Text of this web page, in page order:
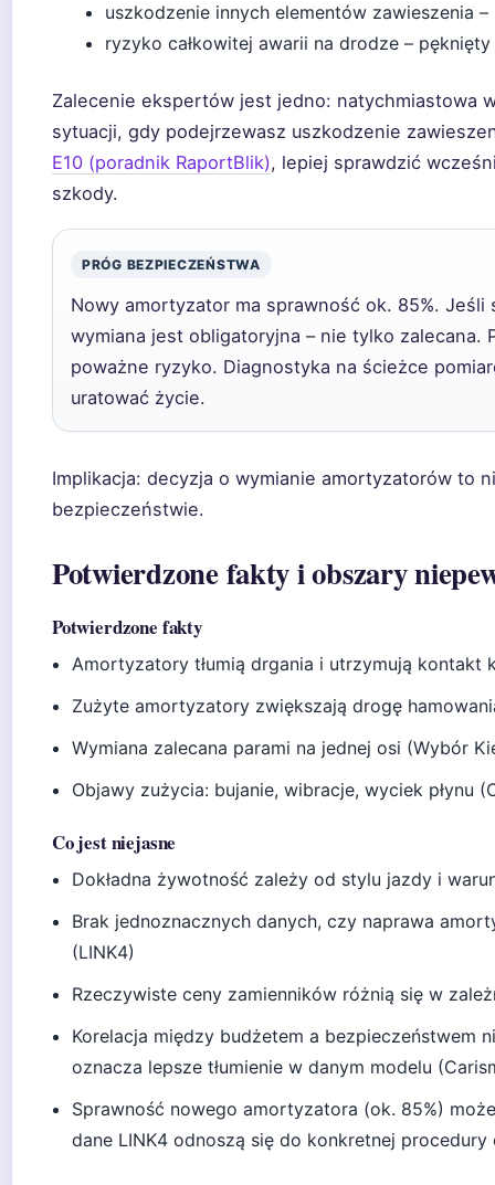
uszkodzenie innych elementów zawieszenia
ryzyko całkowitej awarii na drodze –
Zalecenie ekspertów jest jedno: natychmiastowa
sytuacji, gdy podejrzewasz uszkodzenie
E10 (poradnik RaportBlik), lepiej sprawdzić
szkody.
PRÓG BEZPIECZEŃSTWA
Nowy amortyzator ma sprawność ok. 85%.
wymiana jest obligatoryjna – nie tylko zalecana.
poważne ryzyko. Diagnostyka na ścieżce
uratować życie.
Implikacja: decyzja o wymianie amortyzatorów to
bezpieczeństwie.
Potwierdzone fakty i obszary
Potwierdzone fakty
Amortyzatory tłumią drgania i utrzymują kontakt
Zużyte amortyzatory zwiększają drogę
Wymiana zalecana parami na jednej osi (Wybór
Objawy zużycia: bujanie, wibracje, wyciek płynu
Co jest niejasne
Dokładna żywotność zależy od stylu jazdy i
Brak jednoznacznych danych, czy naprawa
(LINK4)
Rzeczywiste ceny zamienników różnią się w
Korelacja między budżetem a bezpieczeństwem
oznacza lepsze tłumienie w danym modelu
Sprawność nowego amortyzatora (ok. 85%)
dane LINK4 odnoszą się do konkretnej